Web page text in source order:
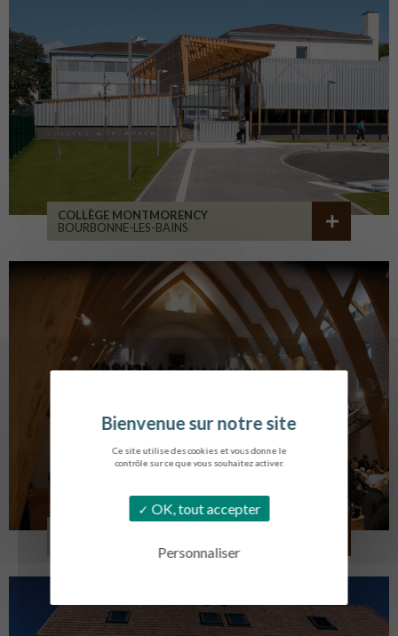
Ce site utilise des cookies et vous donne le
contrôle sur ce que vous souhaitez activer.
OK, tout accepter
Personnaliser
COLLÈGE MONTMORENCY
BOURBONNE-LES-BAINS